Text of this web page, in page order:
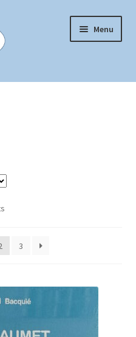
Menu
3